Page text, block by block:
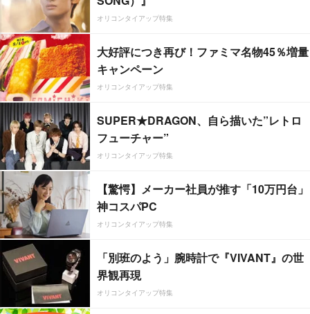
オリコンタイアップ特集
大好評につき再び！ファミマ名物45％増量
キャンペーン
オリコンタイアップ特集
SUPER★DRAGON、自ら描いた”レトロ
フューチャー”
オリコンタイアップ特集
【驚愕】メーカー社員が推す「10万円台」
神コスパPC
オリコンタイアップ特集
「別班のよう」腕時計で『VIVANT』の世
界観再現
オリコンタイアップ特集